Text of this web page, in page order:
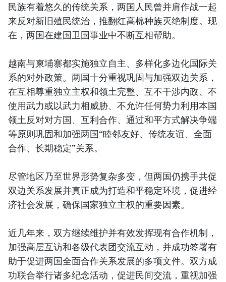
民族有着悠久的传统关系，两国人民曾并肩作战一起
来反对新旧殖民统治，推翻红高棉种族灭绝制度。现
在，两国在建国卫国事业中不断互相帮助。
越南与柬埔寨都实施独立自主、多样化多边化国际关
系的对外政策。两国十分重视巩固与加强双边关系，
在互相尊重独立主权和领土完整、互不干涉内政、不
使用武力或以武力相威胁、不允许任何势力利用本国
领土反对对方国、互利合作、通过和平方式解决争端
等原则巩固和加强两国“睦邻友好、传统友谊、全面
合作、长期稳定”关系。
尽管地区乃至世界形势复杂多变，但两国仍携手共促
双边关系发展并真正成为打造和平稳定环境，促进经
济社会发展，确保国家独立主权的重要因素。
近几年来，双方继续维护并有效发挥现有合作机制，
加强高层互访和各级代表团交流互动，并成功签署有
助于促进两国全面合作关系发展的多项文件。双方成
功联合举行诸多纪念活动，促进民间交流，重视加强